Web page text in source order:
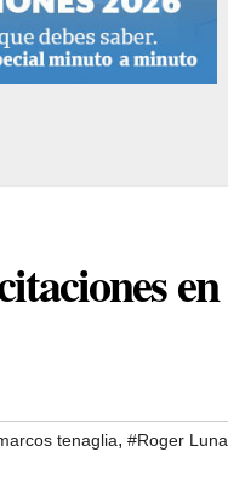
en
tenaglia, #Roger Luna